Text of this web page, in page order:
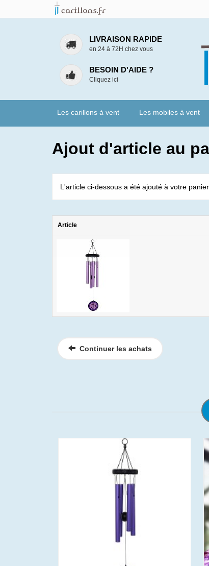
LIVRAISON RAPIDE
en 24 à 72H chez vous
BESOIN D'AIDE ?
Cliquez ici
Les carillons à vent Les mobiles à vent
Ajout d'article au
L'article ci-dessous a été ajouté à votre
Article
Continuer les achats